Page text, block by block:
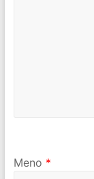
Meno *